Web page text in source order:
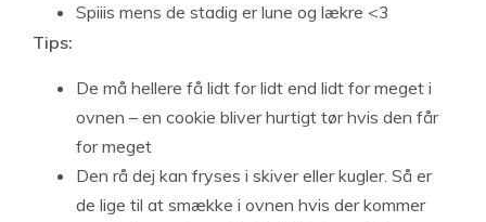
Spiiis mens de stadig er lune og lækre <3
Tips:
De må hellere få lidt for lidt end lidt for meget i
ovnen – en cookie bliver hurtigt tør hvis den får
for meget
Den rå dej kan fryses i skiver eller kugler. Så er
de lige til at smække i ovnen hvis der kommer